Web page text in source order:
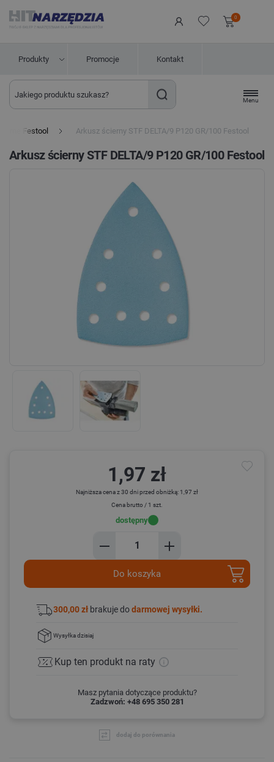
0
Produkty Promocje Kontakt
Menu
Festool Arkusz ścierny STF DELTA/9 P120 GR/100 Festool
Arkusz ścierny STF DELTA/9 P120 GR/100 Festool
1,97 zł
Najniższa cena z 30 dni przed obniżką: 1,97 zł
Cena brutto / 1 szt.
dostępny
Do koszyka
300,00 zł brakuje dodarmowej wysyłki.
Wysyłkadzisiaj
Kup ten produkt na raty
Masz pytania dotyczące produktu?
Zadzwoń: +48 695 350 281
dodaj do porównania